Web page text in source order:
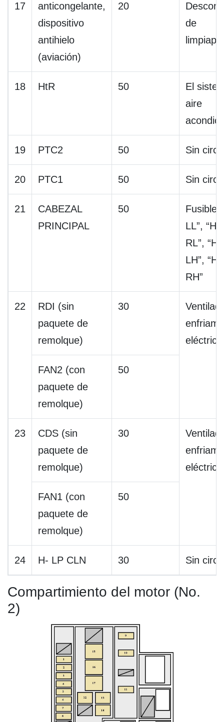
17
anticongelante,
dispositivo
antihielo
(aviación)
20
de
18 HtR 50
El
aire
19 PTC2 50 Sin
20 PTC1 50 Sin
21
CABEZAL
PRINCIPAL
50
Fusibles
LL”,
RL”,
LH”,
RH”
22
RDI (sin
paquete de
remolque)
30
eléctrico
FAN2 (con
paquete de
remolque)
50
23
CDS (sin
paquete de
remolque)
30
eléctrico
FAN1 (con
paquete de
remolque)
50
24 H- LP CLN 30 Sin
Compartimiento del motor (No.
2)